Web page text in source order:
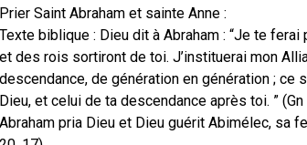
Prier Saint Abraham et sainte Anne :
Texte biblique : Dieu dit à Abraham : “Je te
et des rois sortiront de toi. J’instituerai mon
descendance, de génération en génération ; ce
Dieu, et celui de ta descendance après toi. ”
Abraham pria Dieu et Dieu guérit Abimélec, sa